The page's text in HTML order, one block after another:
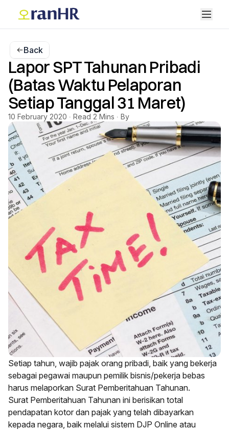
Back
Lapor SPT Tahunan Pribadi
(Batas Waktu Pelaporan
Setiap Tanggal 31 Maret)
10 February 2020 ∙ Read 2 Mins ∙ By
Setiap tahun, wajib pajak orang pribadi, baik yang bekerja
sebagai pegawai maupun pemilik bisnis/pekerja bebas
harus melaporkan Surat Pemberitahuan Tahunan.
Surat Pemberitahuan Tahunan ini berisikan total
pendapatan kotor dan pajak yang telah dibayarkan
kepada negara, baik melalui sistem DJP Online atau